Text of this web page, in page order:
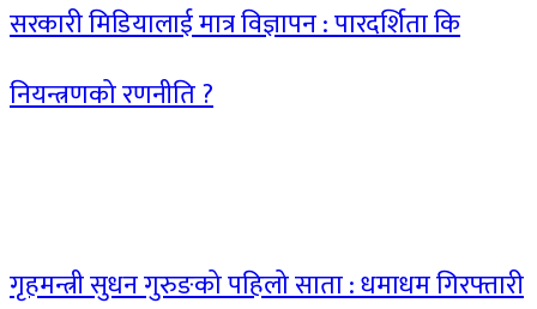
सरकारी मिडियालाई मात्र विज्ञापन : पारदर्शिता कि
नियन्त्रणको रणनीति ?
गृहमन्त्री सुधन गुरुङको पहिलो साता : धमाधम गिरफ्तारी